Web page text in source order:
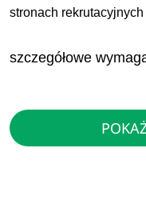
stronach rekrutacyjnych
szczegółowe